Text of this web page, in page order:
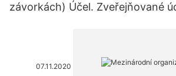
závorkách) Účel. Zveřejňované
07.11.2020